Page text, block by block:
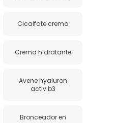
Cicalfate crema
Crema hidratante
Avene hyaluron
activ b3
Bronceador en